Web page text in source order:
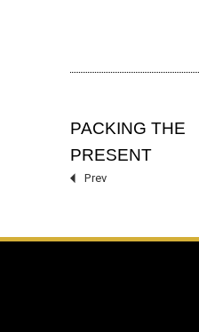
PACKING THE
PRESENT
Prev